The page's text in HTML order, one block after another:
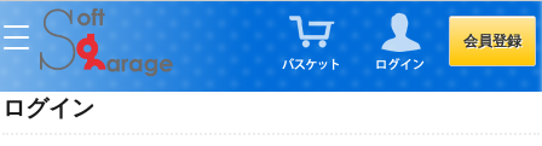
会員登録
ログイン